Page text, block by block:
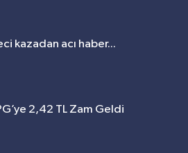
kazadan acı haber...
2,42 TL Zam Geldi